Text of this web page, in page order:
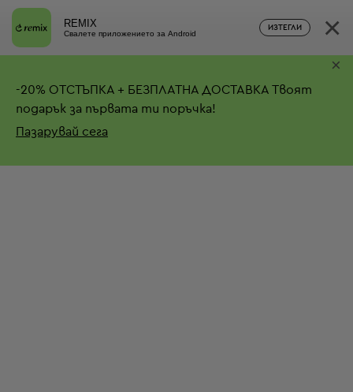
REMIX
Свалете приложението за Android
ИЗТЕГЛИ ×
-20% ОТСТЪПКА + БЕЗПЛАТНА ДОСТАВКА Твоят
подарък за първата ти поръчка!
Пазарувай сега
×